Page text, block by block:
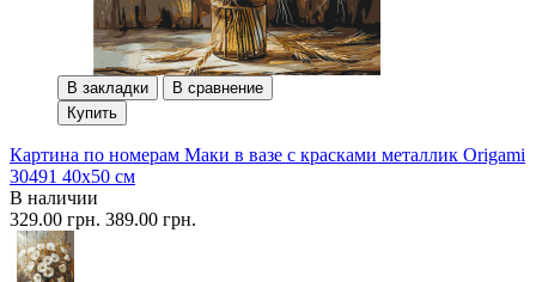
В закладки
В сравнение
Купить
Картина по номерам Маки в вазе с красками металлик Origami
30491 40x50 см
В наличии
329.00 грн. 389.00 грн.